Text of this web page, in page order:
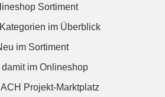
Sortiment
im Überblick
im Sortiment
damit im Onlineshop
Projekt-Marktplatz